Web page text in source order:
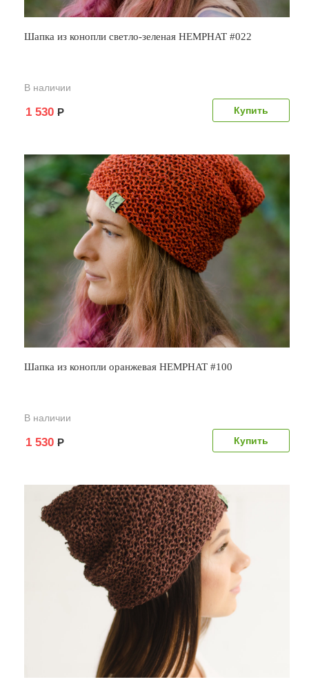
Шапка из конопли светло-зеленая HEMPHAT #022
В наличии
1 530 Р
Шапка из конопли оранжевая HEMPHAT #100
В наличии
1 530 Р